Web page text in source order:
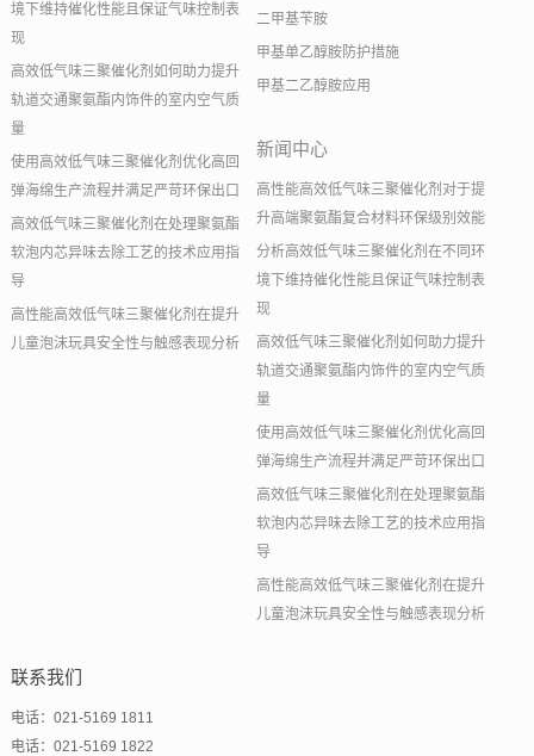
境下维持催化性能且保证气味控制表
现
高效低气味三聚催化剂如何助力提升
轨道交通聚氨酯内饰件的室内空气质
量
使用高效低气味三聚催化剂优化高回
弹海绵生产流程并满足严苛环保出口
高效低气味三聚催化剂在处理聚氨酯
软泡内芯异味去除工艺的技术应用指
导
高性能高效低气味三聚催化剂在提升
儿童泡沫玩具安全性与触感表现分析
二甲基苄胺
甲基单乙醇胺防护措施
甲基二乙醇胺应用
新闻中心
高性能高效低气味三聚催化剂对于提
升高端聚氨酯复合材料环保级别效能
分析高效低气味三聚催化剂在不同环
境下维持催化性能且保证气味控制表
现
高效低气味三聚催化剂如何助力提升
轨道交通聚氨酯内饰件的室内空气质
量
使用高效低气味三聚催化剂优化高回
弹海绵生产流程并满足严苛环保出口
高效低气味三聚催化剂在处理聚氨酯
软泡内芯异味去除工艺的技术应用指
导
高性能高效低气味三聚催化剂在提升
儿童泡沫玩具安全性与触感表现分析
联系我们
电话：021-5169 1811
电话：021-5169 1822